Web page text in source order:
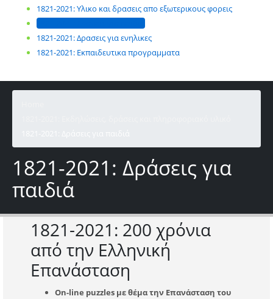
1821-2021: Υλικο και δρασεις απο εξωτερικους φορεις
1821-2021: Δρασεις για παιδια
1821-2021: Δρασεις για ενηλικες
1821-2021: Εκπαιδευτικα προγραμματα
1821-2021: Δράσεις για
παιδιά
1821-2021: 200 χρόνια
από την Ελληνική
Επανάσταση
On-line puzzles με θέμα την Επανάσταση του